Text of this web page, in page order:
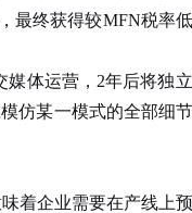
最终获得较MFN税率
体运营，2年后将独
仿某一模式的全部细
着企业需要在产线上